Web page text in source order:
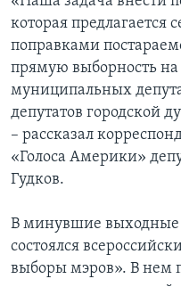
которая
поправками
прямую выборность
муниципальных
депутатов городской
– рассказал
«Голоса Америки»
Гудков.
В минувшие
состоялся
выборы мэров». В нем